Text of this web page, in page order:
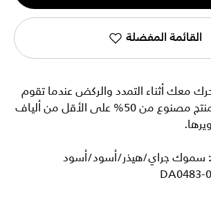
القائمة المفضلة
معك أثناء التمدد والركض عندما تقوم
بأصعب التدريبات. منتج مصنوع من 50% على الأقل من ألياف
سموك جراي/هيذر/أسود/أسود